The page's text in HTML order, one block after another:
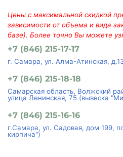
Цены с максимальной скидкой
зависимости от объема и вида
базе). Более точно Вы можете
+7 (846) 215-17-17
г. Самара, ул. Алма-Атинская,
+7 (846) 215-18-18
Самарская область, Волжский
улица Ленинская, 75 (вывеска
+7 (846) 215-16-16
г.Самара, ул. Садовая, дом 199,
кирпича")